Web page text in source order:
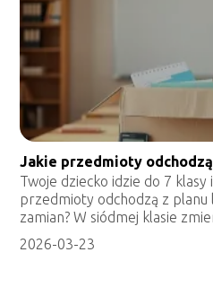
Jakie przedmioty
Twoje dziecko idzie do 7 klasy
przedmioty odchodzą z planu
zamian? W siódmej klasie
2026-03-23